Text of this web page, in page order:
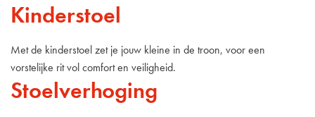
Kinderstoel
Met de kinderstoel zet je jouw kleine in de troon, voor een
vorstelijke rit vol comfort en veiligheid.
Stoelverhoging